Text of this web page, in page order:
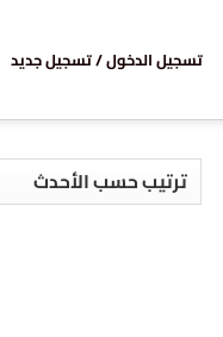
تسجيل الدخول / تسجيل جديد